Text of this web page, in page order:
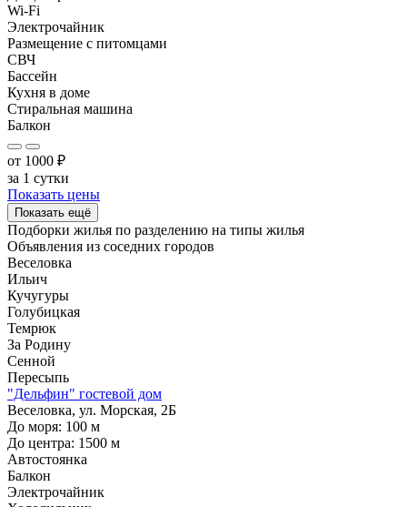
Wi-Fi
Электрочайник
Размещение с питомцами
СВЧ
Бассейн
Кухня в доме
Стиральная машина
Балкон
от 1000 ₽
за 1 сутки
Показать цены
Показать ещё
Подборки жилья по разделению на типы жилья
Объявления из соседних городов
Веселовка
Ильич
Кучугуры
Голубицкая
Темрюк
За Родину
Сенной
Пересыпь
"Дельфин" гостевой дом
Веселовка, ул. Морская, 2Б
До моря: 100 м
До центра: 1500 м
Автостоянка
Балкон
Электрочайник